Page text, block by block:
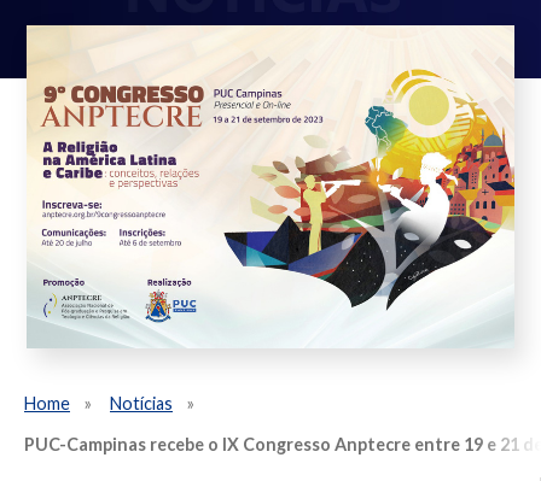
Home
Notícias
PUC-Campinas recebe o IX Congresso Anptecre entre 19 e 21